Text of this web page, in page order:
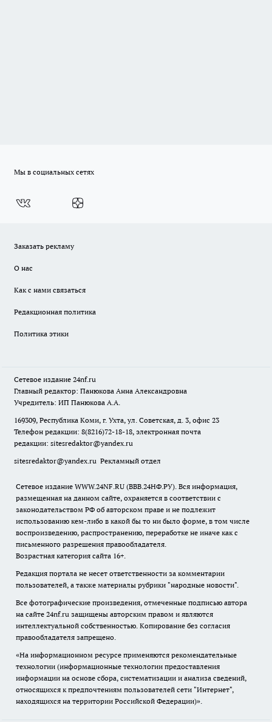
Мы в социальных сетях
Заказать рекламу
О нас
Как с нами связаться
Редакционная политика
Политика этики
Сетевое издание 24nf.ru
Главный редактор: Панюкова Анна Александровна
Учредитель: ИП Панюкова А.А.
169309, Республика Коми, г. Ухта, ул. Советская, д. 3, офис 23
Телефон редакции: 8(8216)72-18-18, электронная почта
редакции: sitesredaktor@yandex.ru
sitesredaktor@yandex.ru Рекламный отдел
Сетевое издание WWW.24NF.RU (ВВВ.24НФ.РУ). Вся информация,
размещенная на данном сайте, охраняется в соответствии с
законодательством РФ об авторском праве и не подлежит
использованию кем-либо в какой бы то ни было форме, в том числе
воспроизведению, распространению, переработке не иначе как с
письменного разрешения правообладателя.
Возрастная категория сайта 16+.
Редакция портала не несет ответственности за комментарии
пользователей, а также материалы рубрики "народные новости".
Все фотографические произведения, отмеченные подписью автора
на сайте 24nf.ru защищены авторским правом и являются
интеллектуальной собственностью. Копирование без согласия
правообладателя запрещено.
«На информационном ресурсе применяются рекомендательные
технологии (информационные технологии предоставления
информации на основе сбора, систематизации и анализа сведений,
относящихся к предпочтениям пользователей сети "Интернет",
находящихся на территории Российской Федерации)».